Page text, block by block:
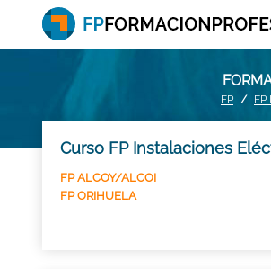
FP FP
Curso FP Instalaciones
FP ALCOY/ALCOI
FP ORIHUELA